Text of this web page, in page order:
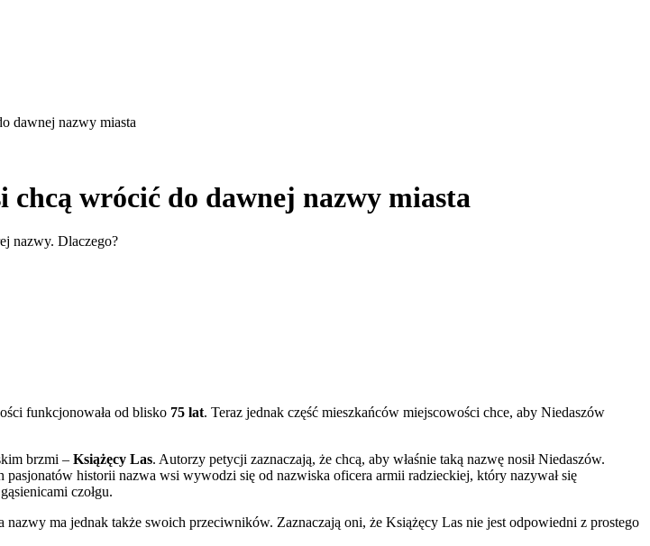
dawnej nazwy miasta
chcą wrócić do dawnej nazwy miasta
nazwy. Dlaczego?
funkcjonowała od blisko 75 lat. Teraz jednak część mieszkańców miejscowości chce, aby Niedaszów
brzmi – Książęcy Las. Autorzy petycji zaznaczają, że chcą, aby właśnie taką nazwę nosił Niedaszów.
historii nazwa wsi wywodzi się od nazwiska oficera armii radzieckiej, który nazywał się
czołgu.
ma jednak także swoich przeciwników. Zaznaczają oni, że Książęcy Las nie jest odpowiedni z prostego